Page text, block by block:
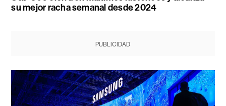
su mejor racha semanal desde 2024
PUBLICIDAD